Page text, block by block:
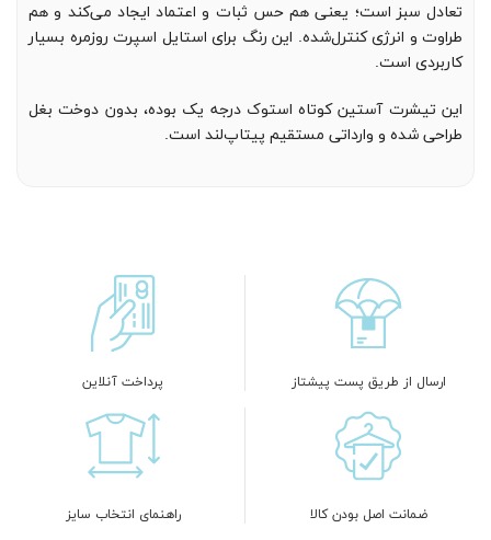
تعادل سبز است؛ یعنی هم حس ثبات و اعتماد ایجاد می‌کند و هم
طراوت و انرژی کنترل‌شده. این رنگ برای استایل اسپرت روزمره بسیار
کاربردی است.
این تیشرت آستین کوتاه استوک درجه یک بوده، بدون دوخت بغل
طراحی شده و وارداتی مستقیم پیتاپ‌لند است.
ارسال از طریق پست پیشتاز پرداخت آنلاین
ضمانت اصل بودن کالا راهنمای انتخاب سایز